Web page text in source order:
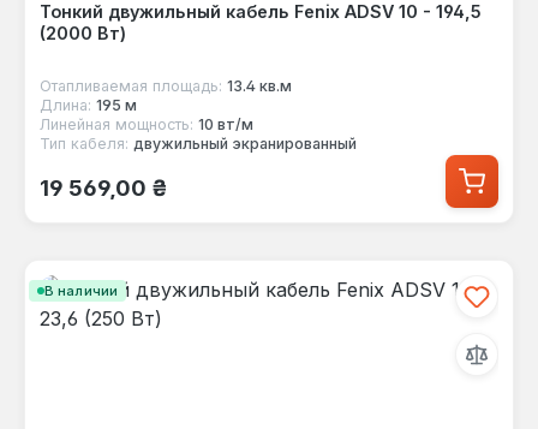
Тонкий двужильный кабель Fenix ADSV 10 - 194,5
(2000 Вт)
Отапливаемая площадь: 13.4 кв.м
Длина: 195 м
Линейная мощность: 10 вт/м
Тип кабеля: двужильный экранированный
Обычная цена:
19 569,00 ₴
В наличии